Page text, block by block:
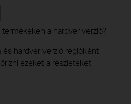
a hardver verzió?
és hardver verzió régióként
ezeket a részleteket